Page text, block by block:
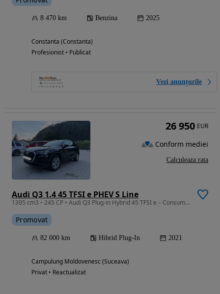
8 470 km Benzina 2025
Constanta (Constanta)
Profesionist • Publicat
Vezi anunțurile
Audi Q3 1.4 45 TFSI e PHEV S Line
1395 cm3 • 245 CP • Audi Q3 Plug-in Hybrid 45 TFSI e – Consum Redus, Performanță Premi
Promovat
82 000 km Hibrid Plug-In 2021
Campulung Moldovenesc (Suceava)
Privat • Reactualizat
26 950 EUR
Conform mediei
Calculeaza rata